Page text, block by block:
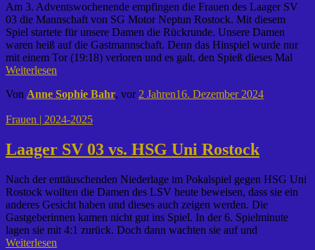
Am 3. Adventswochenende empfingen die Frauen des Laager SV
03 die Mannschaft von SG Motor Neptun Rostock. Mit diesem
Spiel startete für unsere Damen die Rückrunde. Unsere Damen
waren heiß auf die Gastmannschaft. Denn das Hinspiel wurde nur
mit einem Tor (19:18) verloren und es galt, den Spieß dieses Mal
Weiterlesen
Von Anne Sophie Bahr, vor 2 Jahren16. Dezember 2024
Frauen | 2024-2025
Laager SV 03 vs. HSG Uni Rostock
Nach der enttäuschenden Niederlage im Pokalspiel gegen HSG Uni
Rostock wollten die Damen des LSV heute beweisen, dass sie ein
anderes Gesicht haben und dieses auch zeigen werden. Die
Gastgeberinnen kamen nicht gut ins Spiel. In der 6. Spielminute
lagen sie mit 4:1 zurück. Doch dann wachten sie auf und
Weiterlesen